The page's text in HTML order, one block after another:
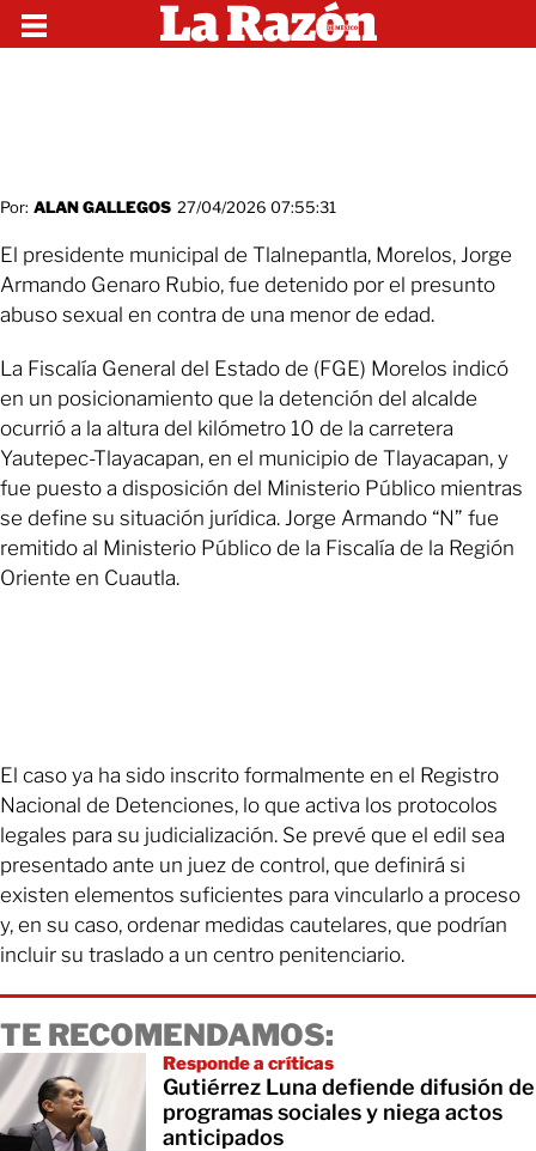
Por: ALAN GALLEGOS 27/04/2026 07:55:31
El presidente municipal de Tlalnepantla, Morelos, Jorge
Armando Genaro Rubio, fue detenido por el presunto
abuso sexual en contra de una menor de edad.
La Fiscalía General del Estado de (FGE) Morelos indicó
en un posicionamiento que la detención del alcalde
ocurrió a la altura del kilómetro 10 de la carretera
Yautepec-Tlayacapan, en el municipio de Tlayacapan, y
fue puesto a disposición del Ministerio Público mientras
se define su situación jurídica. Jorge Armando “N” fue
remitido al Ministerio Público de la Fiscalía de la Región
Oriente en Cuautla.
El caso ya ha sido inscrito formalmente en el Registro
Nacional de Detenciones, lo que activa los protocolos
legales para su judicialización. Se prevé que el edil sea
presentado ante un juez de control, que definirá si
existen elementos suficientes para vincularlo a proceso
y, en su caso, ordenar medidas cautelares, que podrían
incluir su traslado a un centro penitenciario.
TE RECOMENDAMOS:
Responde a críticas
Gutiérrez Luna defiende difusión de
programas sociales y niega actos
anticipados